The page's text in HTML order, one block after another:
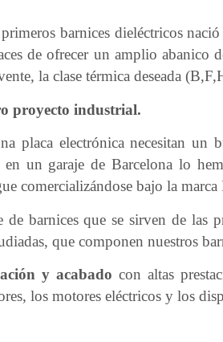
barnices dieléctricos nació
de ofrecer un amplio abanico
la clase térmica deseada
proyecto industrial.
placa electrónica necesitan un
un garaje de Barcelona lo
comercializándose bajo la marca
barnices que se sirven de las
que componen nuestros
y acabado con altas
los motores eléctricos y los